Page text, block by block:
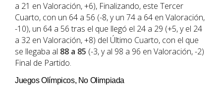
a 21 en Valoración, +6), Finalizando, este Tercer
Cuarto, con un 64 a 56 (-8, y un 74 a 64 en Valoración,
-10), un 64 a 56 tras el que llegó el 24 a 29 (+5, y el 24
a 32 en Valoración, +8) del Último Cuarto, con el que
se llegaba al 88 a 85 (-3, y al 98 a 96 en Valoración, -2)
Final de Partido.
Juegos Olímpicos, No Olimpiada